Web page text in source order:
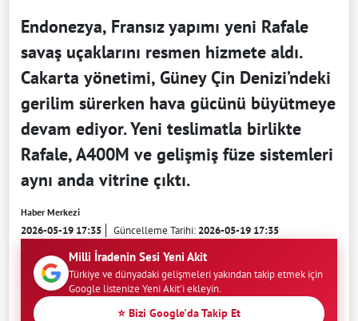
Endonezya, Fransız yapımı yeni Rafale
savaş uçaklarını resmen hizmete aldı.
Cakarta yönetimi, Güney Çin Denizi’ndeki
gerilim sürerken hava gücünü büyütmeye
devam ediyor. Yeni teslimatla birlikte
Rafale, A400M ve gelişmiş füze sistemleri
aynı anda vitrine çıktı.
Haber Merkezi
2026-05-19 17:35 Güncelleme Tarihi:2026-05-19 17:35
Milli İradenin Sesi Yeni Akit
Türkiye ve dünyadaki gelişmeleri yakından takip etmek için
Google listenize Yeni Akit'i ekleyin.
⭐ Bizi Google'da Takip Et